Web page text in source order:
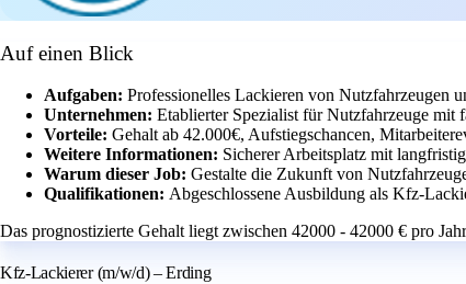
Auf einen Blick
Aufgaben: Professionelles Lackieren von Nutzfahrzeugen
Unternehmen: Etablierter Spezialist für Nutzfahrzeuge mit
Vorteile: Gehalt ab 42.000€, Aufstiegschancen,
Weitere Informationen: Sicherer Arbeitsplatz mit
Warum dieser Job: Gestalte die Zukunft von
Qualifikationen: Abgeschlossene Ausbildung als Kfz-
Das prognostizierte Gehalt liegt zwischen 42000 - 42000 € pro
Kfz-Lackierer (m/w/d) – Erding